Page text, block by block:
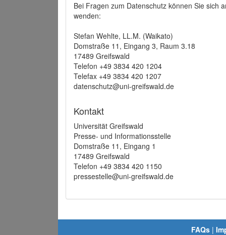
Bei Fragen zum Datenschutz können Sie sich
wenden:
Stefan Wehlte, LL.M. (Waikato)
Domstraße 11, Eingang 3, Raum 3.18
17489 Greifswald
Telefon +49 3834 420 1204
Telefax +49 3834 420 1207
datenschutz@uni-greifswald.de
Kontakt
Universität Greifswald
Presse- und Informationsstelle
Domstraße 11, Eingang 1
17489 Greifswald
Telefon +49 3834 420 1150
pressestelle@uni-greifswald.de
FAQs |